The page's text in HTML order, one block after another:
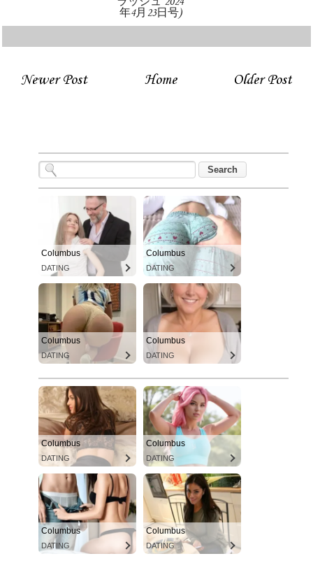
年4月23日号)
Newer Post Older Post
Home
Columbus
DATING
Columbus
DATING
Columbus
DATING
Columbus
DATING
Columbus
DATING
Columbus
DATING
Columbus
DATING
Columbus
DATING